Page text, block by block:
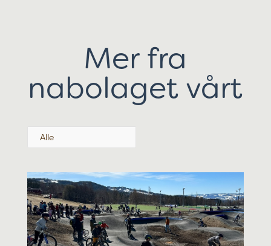
Mer fra
nabolaget vårt
Alle